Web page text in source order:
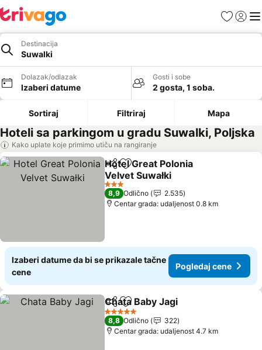
FavoritiPrijavi
Destinacija
Suwalki
Dolazak/odlazak
Izaberi datume
Gosti i sobe
2 gosta, 1 soba.
Sortiraj Filtriraj Mapa
Hoteli sa parkingom u gradu Suwalki, Poljska
Kako uplate koje primimo utiču na rangiranje
Deli Dodati u favorite
Hotel Great Polonia
Velvet Suwałki
3 Zvezdice
8,9 Odlično
2.535
Centar grada: udaljenost 0.8 km
Izaberi datume da bi se prikazale tačne
cene
Pogledaj cene
Deli Dodati u favorite
Chata Baby Jagi
5 Zvezdice
8,8 Odlično
322
Centar grada: udaljenost 4.7 km